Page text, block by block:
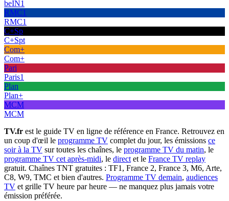
beIN1
RMC1
RMC1
C+Sp
C+Spt
Com+
Com+
Pari
Paris1
Plan
Plan+
MCM
MCM
TV.fr est le guide TV en ligne de référence en France. Retrouvez en
un coup d'œil le programme TV complet du jour, les émissions ce
soir à la TV sur toutes les chaînes, le programme TV du matin, le
programme TV cet après-midi, le direct et le France TV replay
gratuit. Chaînes TNT gratuites : TF1, France 2, France 3, M6, Arte,
C8, W9, TMC et bien d'autres. Programme TV demain, audiences
TV et grille TV heure par heure — ne manquez plus jamais votre
émission préférée.